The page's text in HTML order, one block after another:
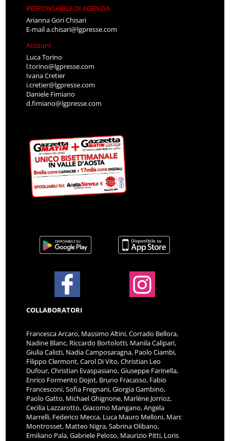
RESPONSABILE DI AGENZIA
Arianna Gori Chisari
E-maila.chisari@lgpresse.com
Account
Luca Torino
l.torino@lgpresse.com
Ivana Cretier
i.cretier@lgpresse.com
Daniele Fimiano
d.fimiano@lgpresse.com
COLLABORATORI
Francesca Arcaro, Massimo Altini, Corrado Bellora,
Nadine Blanc, Riccardo Bortolotti, Manila Calipari,
Giulia Calisti, Nadia Camposaragna, Paolo Ciambi,
Filippo Clermont, Carol Di Vito, Christian Leo
Dufour, Christian Evaspasiano, Giuseppe Farinella,
Enrico Formento Dojot, Bruno Fracasso, Fabio
Francesconi, Sofia Fregnani, Giorgia Gambino,
Paolo Gatto, Michael Ghignone, Marlène Jorrioz,
Cecilia Lazzarotto, Giacomo Mangano, Angela
Marrelli, Federico Mecca, Luca Mauro Melloni, Marc
Montrosset, Matteo Nigra, Sabrina Olibano,
Emiliano Pala, Gabriele Peloso, Maurizio Pitti, Loris